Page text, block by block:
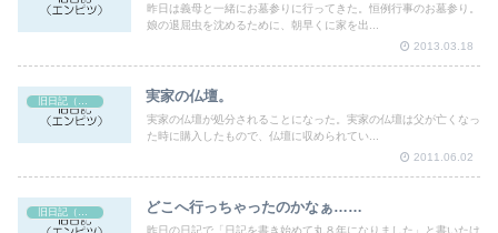
昨日は義母と一緒にお墓参りに行ってきた。恒例行事のお墓参り。
娘の退屈虫を沈めるために、朝早くに家を出...
2013.03.18
旧日記（エンピツ） 実家の仏壇。
実家の仏壇が処分されることになった。実家の仏壇は父が亡くなっ
た時に購入したもので、仏壇に収められてい...
2011.06.02
どこへ行っちゃったのかなぁ……
昨日の日記で「日記を書き始めて丸８年になりました」と書いたけ